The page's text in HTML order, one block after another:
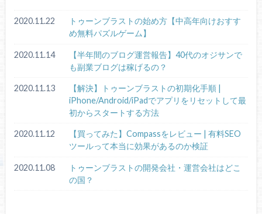
2020.11.22
トゥーンブラストの始め方【中高年向けおすす
め無料パズルゲーム】
2020.11.14
【半年間のブログ運営報告】40代のオジサンで
も副業ブログは稼げるの？
2020.11.13
【解決】トゥーンブラストの初期化手順 |
iPhone/Android/iPadでアプリをリセットして最
初からスタートする方法
2020.11.12
【買ってみた】Compassをレビュー | 有料SEO
ツールって本当に効果があるのか検証
2020.11.08
トゥーンブラストの開発会社・運営会社はどこ
の国？